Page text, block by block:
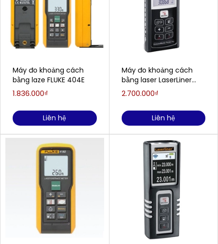
Máy đo khoảng cách
bằng laze FLUKE 404E
1.836.000₫
Liên hệ
Máy đo khoảng cách
bằng laser LaserLiner
080.948A (70m)
2.700.000₫
Liên hệ